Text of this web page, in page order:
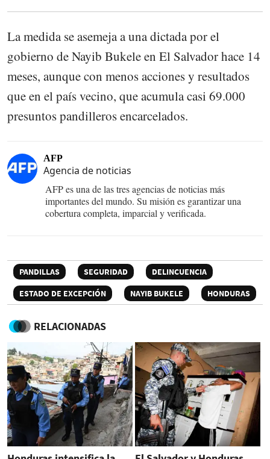
La medida se asemeja a una dictada por el
gobierno de Nayib Bukele en El Salvador hace 14
meses, aunque con menos acciones y resultados
que en el país vecino, que acumula casi 69.000
presuntos pandilleros encarcelados.
AFP
Agencia de noticias
AFP es una de las tres agencias de noticias más
importantes del mundo. Su misión es garantizar una
cobertura completa, imparcial y verificada.
PANDILLAS SEGURIDAD
DELINCUENCIA
ESTADO DE EXCEPCIÓN
NAYIB BUKELE HONDURAS
RELACIONADAS